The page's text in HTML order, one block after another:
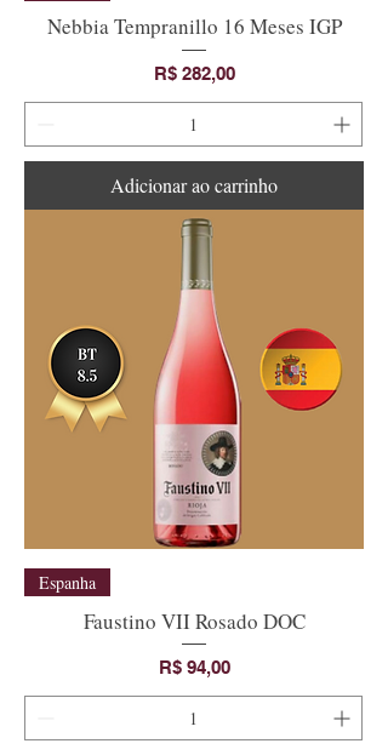
Nebbia Tempranillo 16 Meses IGP
Preço
R$ 282,00
Adicionar ao carrinho
Espanha
Faustino VII Rosado DOC
Preço
R$ 94,00